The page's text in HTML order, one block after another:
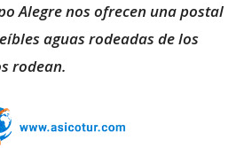
Alegre nos ofrecen una postal
aguas rodeadas de los
rodean.